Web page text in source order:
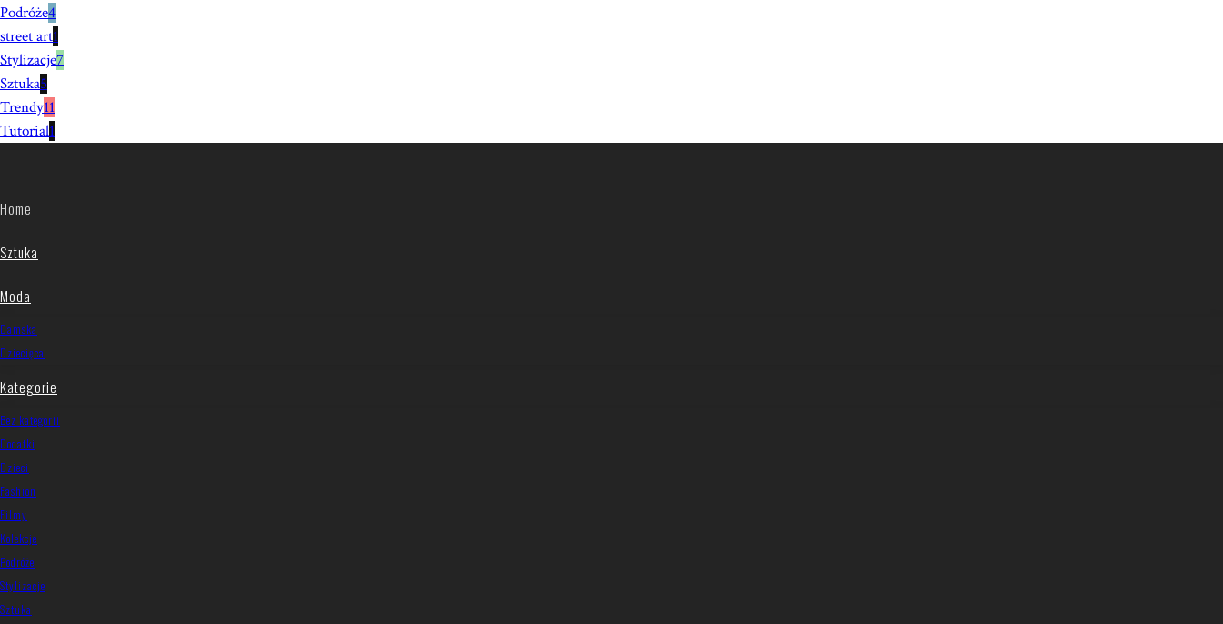
Podróże4
street art1
Stylizacje7
Sztuka5
Trendy11
Tutorial1
Home
Sztuka
Moda
Damska
Dziecięca
Kategorie
Bez kategorii
Dodatki
Dzieci
Fashion
Filmy
Kolekcje
Podróże
Stylizacje
Sztuka